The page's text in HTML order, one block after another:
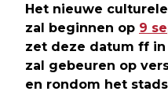
Het nieuwe
zal beginnen op 9
zet deze datum ff
zal gebeuren op
en rondom het